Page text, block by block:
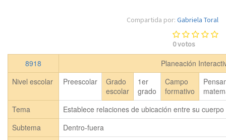
Compartida por: Gabriela Toral
0votos
8918
Planeación
Nivel escolar
Preescolar
Grado
escolar
1er
grado
Campo
formativo
Tema
Establece relaciones de ubicación entre su
Subtema
Dentro-fuera